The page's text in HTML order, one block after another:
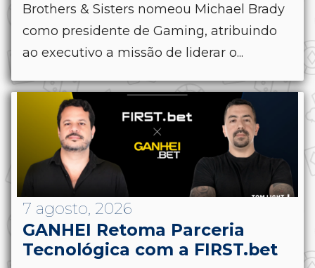
Brothers & Sisters nomeou Michael Brady
como presidente de Gaming, atribuindo
ao executivo a missão de liderar o...
7 agosto, 2026
GANHEI Retoma Parceria
Tecnológica com a FIRST.bet